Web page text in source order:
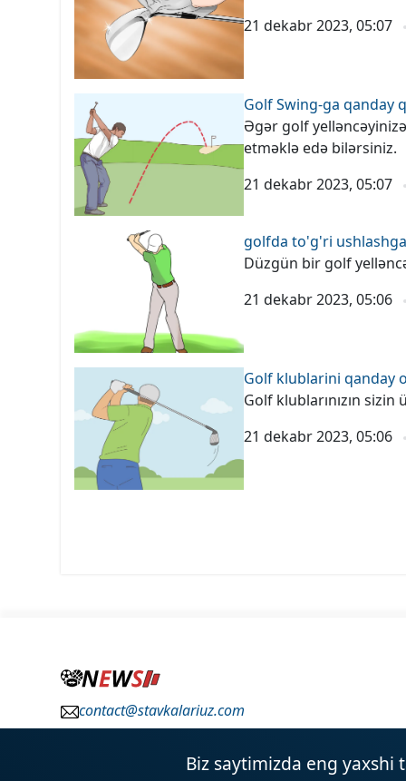
21 dekabr 2023, 05:07
Golf Swing-ga qanday
Əgər golf
etməklə edə bilərsiniz.
21 dekabr 2023, 05:07
golfda to'g'ri
Düzgün bir golf
21 dekabr 2023, 05:06
Golf klublarini qanday
Golf klublarınızın
21 dekabr 2023, 05:06
contact@stavkalariuz.com
Biz saytimizda eng